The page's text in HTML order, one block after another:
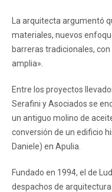
La arquitecta argumentó
materiales, nuevos
barreras tradicionales,
amplia».
Entre los proyectos
Serafini y Asociados se
un antiguo molino de
conversión de un edificio
Daniele) en Apulia.
Fundado en 1994, el de
despachos de